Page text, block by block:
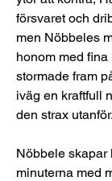
försvaret och
men Nöbbeles
honom med
stormade fram
iväg en kraftfull
den strax utanför.
Nöbbele skapar
minuterna med